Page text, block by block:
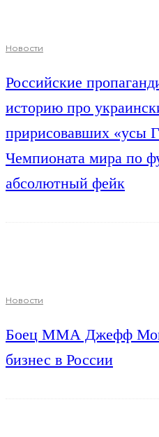
Новости
Российские
историю про
пририсовавших «усы
Чемпионата мира по
абсолютный фейк
Новости
Боец ММА Джефф
бизнес в России